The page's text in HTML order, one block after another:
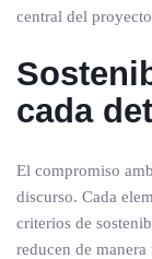
central del
cada
El compromiso
discurso. Cada
criterios de
reducen de